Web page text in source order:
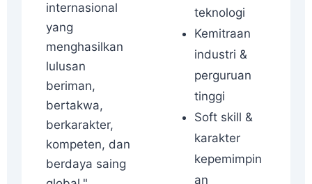
internasional
yang
menghasilkan
lulusan
beriman,
bertakwa,
berkarakter,
kompeten, dan
berdaya saing
teknologi
Kemitraan
industri &
perguruan
tinggi
Soft skill &
karakter
kepemimpin
an